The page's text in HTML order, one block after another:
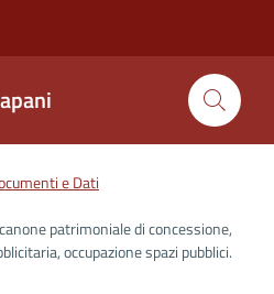
e Dati
patrimoniale di concessione,
occupazione spazi pubblici.